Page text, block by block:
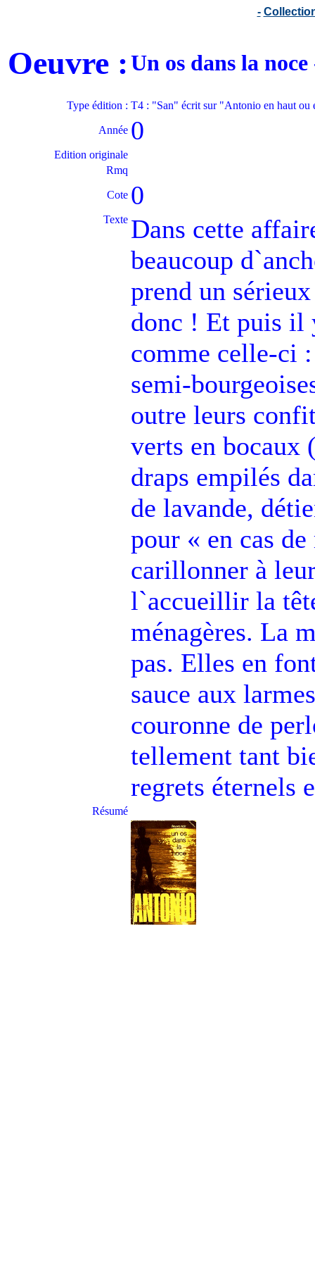
-
Oeuvre :Un os dans la
Type édition : T4 : "San" écrit sur "Antonio en haut ou
Année 0
Edition originale
Rmq
Cote 0
Texte Dans cette
beaucoup
prend un
donc ! Et puis il
comme celle-ci :
semi-
outre leurs
verts en bocaux
draps empilés
de lavande,
pour « en cas
carillonner à
l`accueillir la
ménagères. La
pas. Elles en
sauce aux
couronne de
tellement tant
regrets éternels
Résumé